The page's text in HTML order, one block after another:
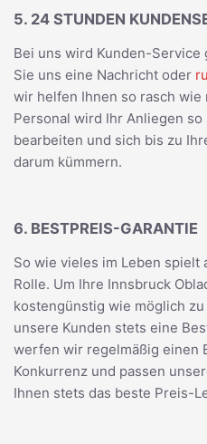
5. 24 STUNDEN
Bei uns wird Kunden-
Sie uns eine Nachricht oder
wir helfen Ihnen so rasch
Personal wird Ihr Anliegen
bearbeiten und sich bis zu
darum kümmern.
6. BESTPREIS-GARANTIE
So wie vieles im Leben
Rolle. Um Ihre Innsbruck
kostengünstig wie möglich
unsere Kunden stets eine
werfen wir regelmäßig einen
Konkurrenz und passen
Ihnen stets das beste Preis-